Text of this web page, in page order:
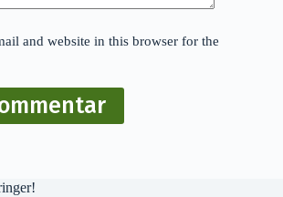
and website in this browser for the